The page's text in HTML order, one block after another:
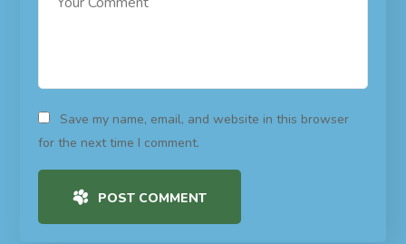
Save my name, email, and website in this browser
for the next time I comment.
POST COMMENT